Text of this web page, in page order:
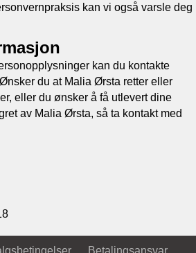
kan vi også varsle deg
kan du kontakte
du at Malia Ørsta retter eller
eller du ønsker å få utlevert dine
av Malia Ørsta, så ta kontakt med
Betalingsansvar